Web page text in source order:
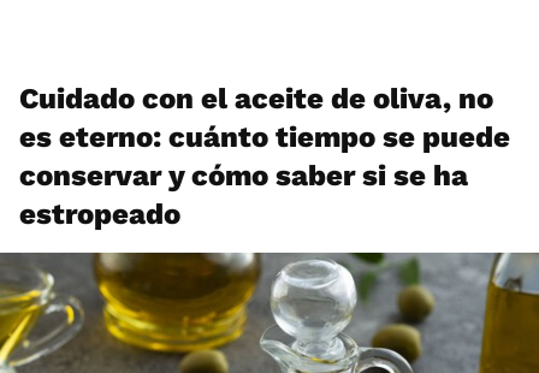
Cuidado con el aceite de oliva, no
es eterno: cuánto tiempo se puede
conservar y cómo saber si se ha
estropeado